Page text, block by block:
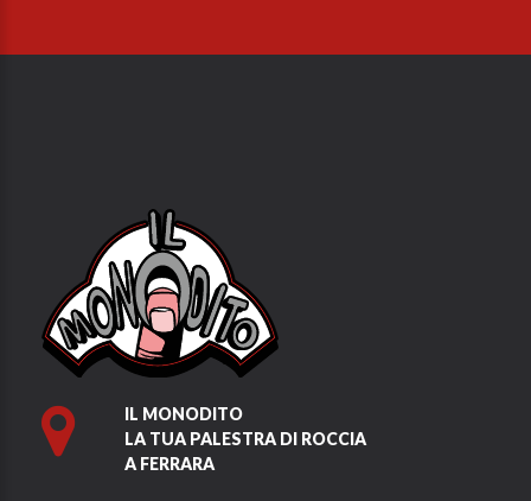
IL MONODITO
LA TUA PALESTRA DI ROCCIA
A FERRARA